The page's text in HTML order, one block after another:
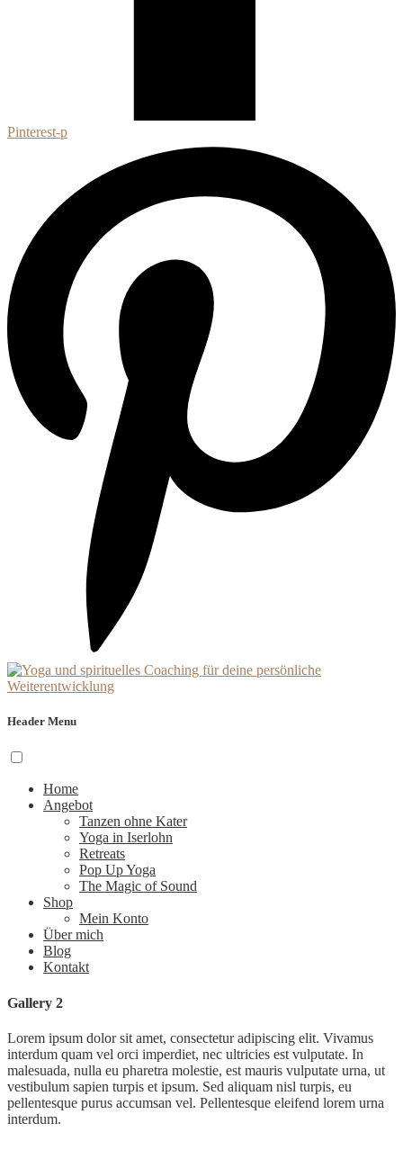
Pinterest-p
Header Menu
Home
Angebot
Tanzen ohne Kater
Yoga in Iserlohn
Retreats
Pop Up Yoga
The Magic of Sound
Shop
Mein Konto
Über mich
Blog
Kontakt
Gallery 2
Lorem ipsum dolor sit amet, consectetur adipiscing elit. Vivamus
interdum quam vel orci imperdiet, nec ultricies est vulputate. In
malesuada, nulla eu pharetra molestie, est mauris vulputate urna, ut
vestibulum sapien turpis et ipsum. Sed aliquam nisl turpis, eu
pellentesque purus accumsan vel. Pellentesque eleifend lorem urna
interdum.